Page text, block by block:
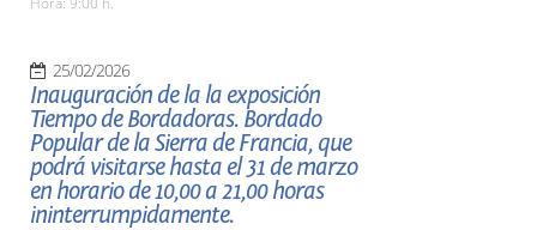
25/02/2026
Inauguración de la la exposición
Tiempo de Bordadoras. Bordado
Popular de la Sierra de Francia, que
podrá visitarse hasta el 31 de marzo
en horario de 10,00 a 21,00 horas
ininterrumpidamente.